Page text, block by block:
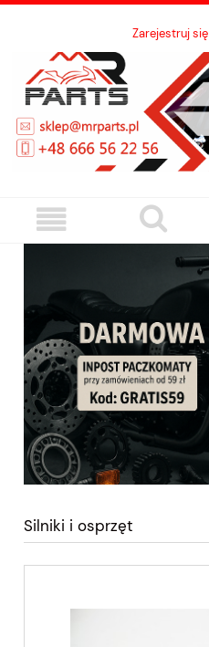
Zarejestruj się
Silniki i osprzęt